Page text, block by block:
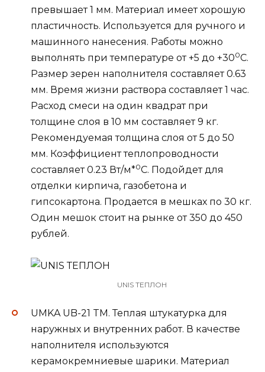
превышает 1 мм. Материал имеет хорошую
пластичность. Используется для ручного и
машинного нанесения. Работы можно
выполнять при температуре от +5 до +300С.
Размер зерен наполнителя составляет 0.63
мм. Время жизни раствора составляет 1 час.
Расход смеси на один квадрат при
толщине слоя в 10 мм составляет 9 кг.
Рекомендуемая толщина слоя от 5 до 50
мм. Коэффициент теплопроводности
составляет 0.23 Вт/м*0С. Подойдет для
отделки кирпича, газобетона и
гипсокартона. Продается в мешках по 30 кг.
Один мешок стоит на рынке от 350 до 450
рублей.
UNIS ТЕПЛОН
UMKA UB-21 TM. Теплая штукатурка для
наружных и внутренних работ. В качестве
наполнителя используются
керамокремниевые шарики. Материал